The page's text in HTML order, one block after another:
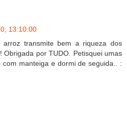
13:10:00
arroz transmite bem a riqueza dos
Obrigada por TUDO. Petisquei umas
com manteiga e dormi de seguida.. :